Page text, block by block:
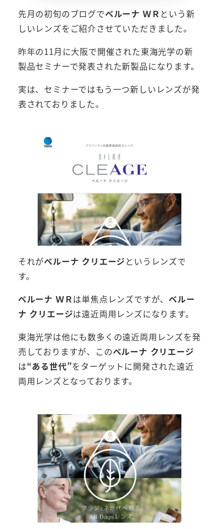
先月の初旬のブログでベルーナ ＷＲ という新
しいレンズをご紹介させていただきました。
昨年の11月に大阪で開催された東海光学の新
製品セミナーで発表された新製品になります。
実は、セミナーではもう一つ新しいレンズが発
表されておりました。
それがベルーナ クリエージ というレンズで
す。
ベルーナ ＷＲは単焦点レンズですが、ベルー
ナ クリエージは遠近両用レンズになります。
東海光学は他にも数多くの遠近両用レンズを発
売しておりますが、このベルーナ クリエージ
は“ある世代”をターゲットに開発された遠近
両用レンズとなっております。